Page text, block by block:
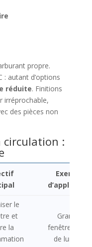
propre.
: autant d’options
réduite. Finitions
irréprochable,
des pièces non
circulation :
Exemple
le
et
la
Grandes
fenêtres,
de lumière